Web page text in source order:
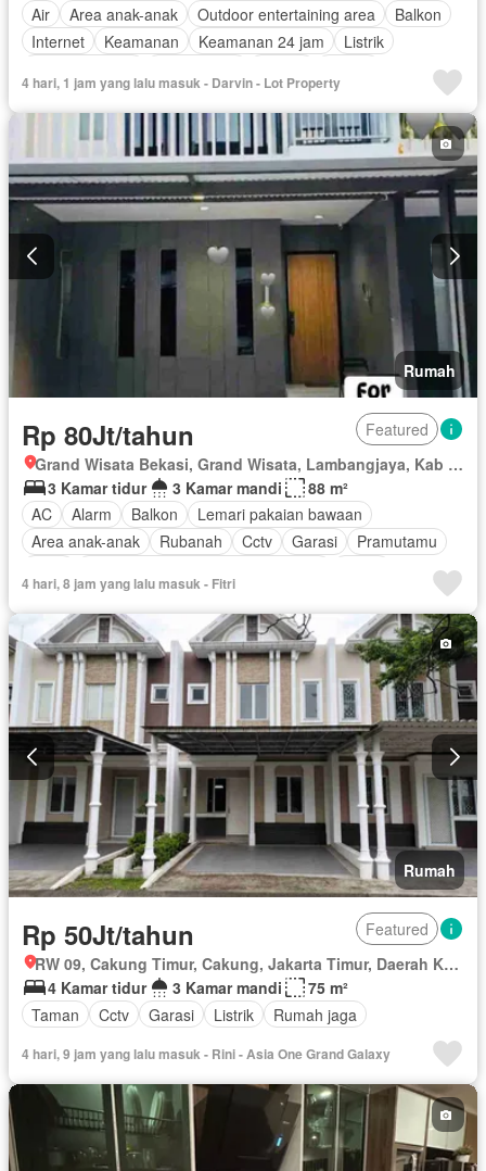
Air
Area anak-anak Outdoor entertaining area
Balkon
Internet
Keamanan Keamanan 24 jam
Listrik
Tanpa perabotan
4 hari, 1 jam yang lalu masuk - Darvin - Lot Property
Rumah
Rp 80Jt/tahun
Featured
Grand Wisata Bekasi, Grand Wisata, Lambangjaya, Kab Bekasi, Jawa Barat
3 Kamar tidur
3 Kamar mandi
88 m²
AC
Alarm Balkon
Lemari pakaian bawaan
Area anak-anak
Rubanah Cctv Garasi
Pramutamu
Dapur lengkap
Taman Fully fenced
Panggang
Rumah jaga Gym Pemanasan
Interkom
Dapur terpadu
Hot water Jacuzzi Internet
Gas alam
Angkat
Pustaka
Ruang kantor
Outdoor entertaining area
Pemandangan panorama
Pay TV access
Taman atap Keamanan
Secure parking
Sauna
Ruang layanan Spa Kolam renang
Telephone
Televisi
Lapangan tenis Teras
Kabel video
Tangki air
Wifi Keamanan 24 jam
Halaman
Berperabot lengkap
4 hari, 8 jam yang lalu masuk - Fitri
Rumah
Rp 50Jt/tahun
Featured
RW 09, Cakung Timur, Cakung, Jakarta Timur, Daerah Khusus Ibukota Jakarta
4 Kamar tidur
3 Kamar mandi
75 m²
Taman
Cctv Garasi Listrik Rumah jaga
4 hari, 9 jam yang lalu masuk - Rini - Asia One Grand Galaxy